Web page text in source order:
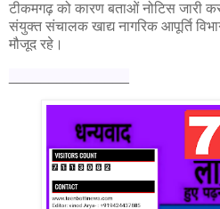
टीकमगढ़ को कारण बताओं नोटिस जारी
संयुक्त संचालक खाद्य नागरिक आपूर्ति
मौजूद रहे।